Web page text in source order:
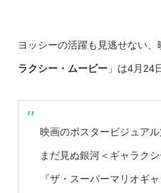
ヨッシーの活躍も見逃せない、
ラクシー・ムービー」は4月24
映画のポスタービジュアル
まだ見ぬ銀河＜ギャラクシ
『ザ・スーパーマリオギ